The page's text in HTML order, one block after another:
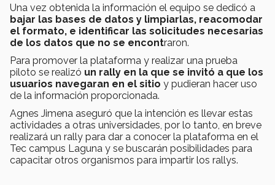
Una vez obtenida la información el equipo se dedicó a
bajar las bases de datos y limpiarlas, reacomodar
el formato, e identificar las solicitudes necesarias
de los datos que no se encontraron.
Para promover la plataforma y realizar una prueba
piloto se realizó un rally en la que se invitó a que los
usuarios navegaran en el sitio y pudieran hacer uso
de la información proporcionada.
Agnes Jimena aseguró que la intención es llevar estas
actividades a otras universidades, por lo tanto, en breve
realizará un rally para dar a conocer la plataforma en el
Tec campus Laguna y se buscarán posibilidades para
capacitar otros organismos para impartir los rallys.